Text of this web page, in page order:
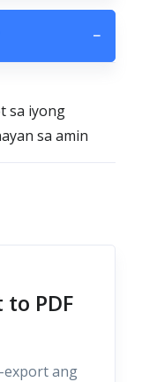
−
sa iyong
sa amin
PDF
export ang